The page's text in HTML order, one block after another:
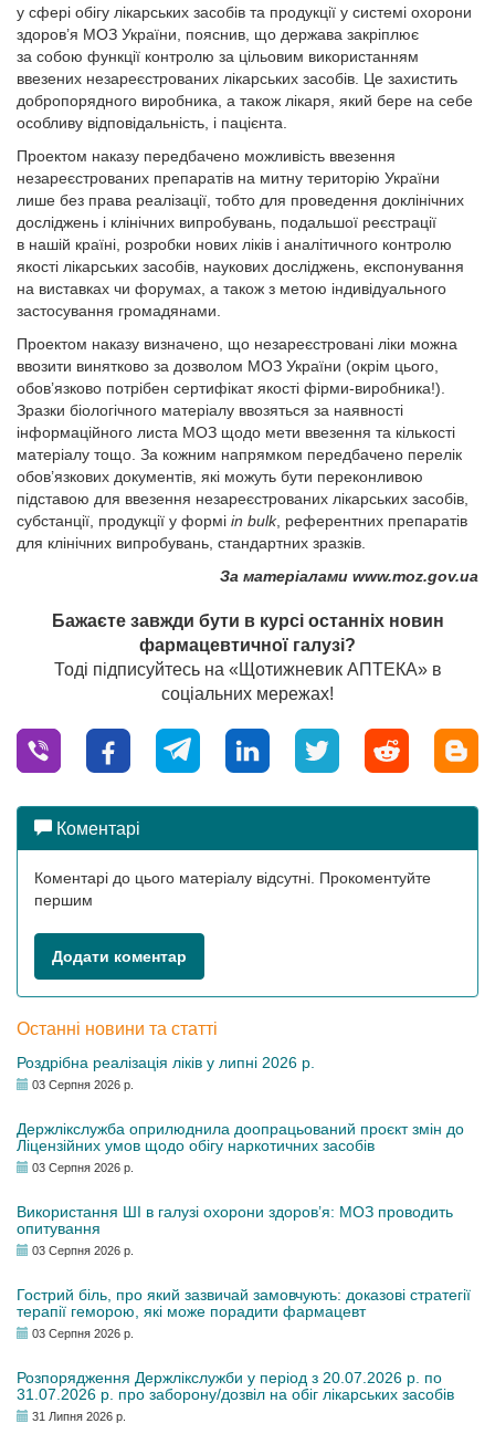
у сфері обігу лікарських засобів та продукції у системі охорони
здоров’я МОЗ України, пояснив, що держава закріплює
за собою функції контролю за цільовим використанням
ввезених незареєстрованих лікарських засобів. Це захистить
добропорядного виробника, а також лікаря, який бере на себе
особливу відповідальність, і пацієнта.
Проектом наказу передбачено можливість ввезення
незареєстрованих препаратів на митну територію України
лише без права реалізації, тобто для проведення доклінічних
досліджень і клінічних випробувань, подальшої реєстрації
в нашій країні, розробки нових ліків і аналітичного контролю
якості лікарських засобів, наукових досліджень, експонування
на виставках чи форумах, а також з метою індивідуального
застосування громадянами.
Проектом наказу визначено, що незареєстровані ліки можна
ввозити винятково за дозволом МОЗ України (окрім цього,
обов’язково потрібен сертифікат якості фірми-виробника!).
Зразки біологічного матеріалу ввозяться за наявності
інформаційного листа МОЗ щодо мети ввезення та кількості
матеріалу тощо. За кожним напрямком передбачено перелік
обов’язкових документів, які можуть бути переконливою
підставою для ввезення незареєстрованих лікарських засобів,
субстанції, продукції у формі in bulk, референтних препаратів
для клінічних випробувань, стандартних зразків.
За матеріалами www.moz.gov.ua
Бажаєте завжди бути в курсі останніх новин
фармацевтичної галузі?
Тоді підписуйтесь на «Щотижневик АПТЕКА» в
соціальних мережах!
Коментарі
Коментарі до цього матеріалу відсутні. Прокоментуйте
першим
Додати коментар
Останні новини та статті
Роздрібна реалізація ліків у липні 2026 р.
03 Серпня 2026 р.
Держлікслужба оприлюднила доопрацьований проєкт змін до
Ліцензійних умов щодо обігу наркотичних засобів
03 Серпня 2026 р.
Використання ШІ в галузі охорони здоров’я: МОЗ проводить
опитування
03 Серпня 2026 р.
Гострий біль, про який зазвичай замовчують: доказові стратегії
терапії геморою, які може порадити фармацевт
03 Серпня 2026 р.
Розпорядження Держлікслужби у період з 20.07.2026 р. по
31.07.2026 р. про заборону/дозвіл на обіг лікарських засобів
31 Липня 2026 р.